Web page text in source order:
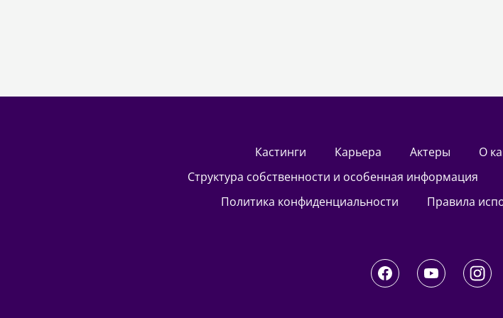
кастинги Карьера актеры О
Структура собственности и особенная информация
Политика конфиденциальности
Правила